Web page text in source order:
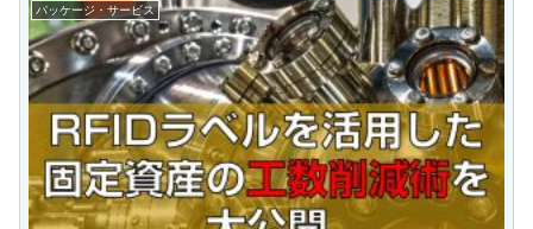
パッケージ・サービス